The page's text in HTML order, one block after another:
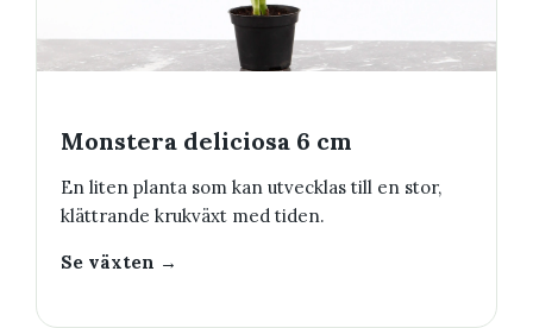
Monstera deliciosa 6 cm
En liten planta som kan utvecklas till en stor,
klättrande krukväxt med tiden.
Se växten →